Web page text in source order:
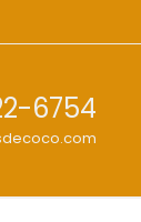
6754